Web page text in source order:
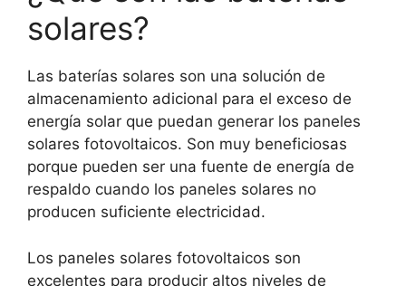
solares?
Las baterías solares son una solución de
almacenamiento adicional para el exceso de
energía solar que puedan generar los paneles
solares fotovoltaicos. Son muy beneficiosas
porque pueden ser una fuente de energía de
respaldo cuando los paneles solares no
producen suficiente electricidad.
Los paneles solares fotovoltaicos son
excelentes para producir altos niveles de